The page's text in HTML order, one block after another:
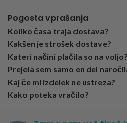
Pogosta vprašanja
Koliko časa traja dostava?
Kakšen je strošek dostave?
Kateri načini plačila so na voljo?
Prejela sem samo en del
Kaj če mi izdelek ne ustreza?
Kako poteka vračilo?